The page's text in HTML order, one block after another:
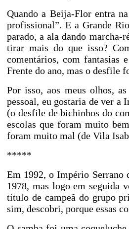
Quando a Beija-Flor entra
profissional”. E a Grande
parado, a ala dando
tirar mais do que isso?
comentários, com fantasias
Frente do ano, mas o desfile
Por isso, aos meus olhos,
pessoal, eu gostaria de ver a
(o desfile de bichinhos do
escolas que foram muito
foram muito mal (de Vila
*****
Em 1992, o Império Serrano
1978, mas logo em seguida
título de campeã do grupo
sim, descobri, porque essas